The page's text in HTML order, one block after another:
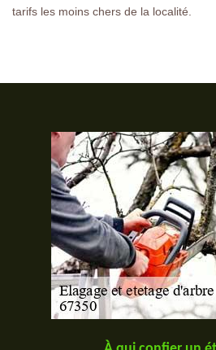
tarifs les moins chers de la localité.